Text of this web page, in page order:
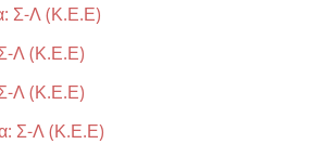
Σ-Λ (Κ.Ε.Ε)
Λ (Κ.Ε.Ε)
Λ (Κ.Ε.Ε)
Σ-Λ (Κ.Ε.Ε)